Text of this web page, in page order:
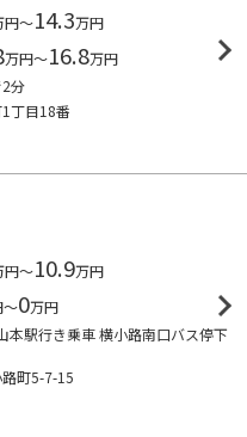
円～14.3万円
万円～16.8万円
分
丁目18番
円～10.9万円
～0万円
本駅行き乗車 横小路南口バス停下
町5-7-15